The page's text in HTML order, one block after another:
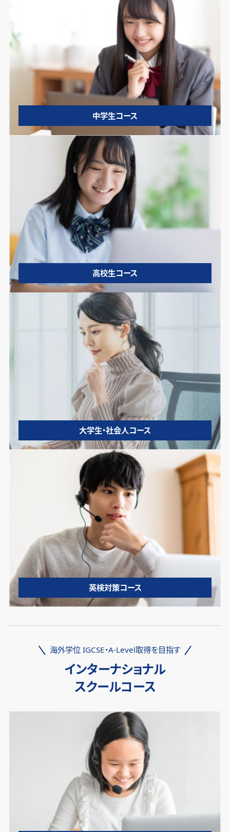
中学生コース
高校生コース
大学生・社会人コース
英検対策コース
海外学位 IGCSE・A-Level取得を目指す
インターナショナル
スクールコース